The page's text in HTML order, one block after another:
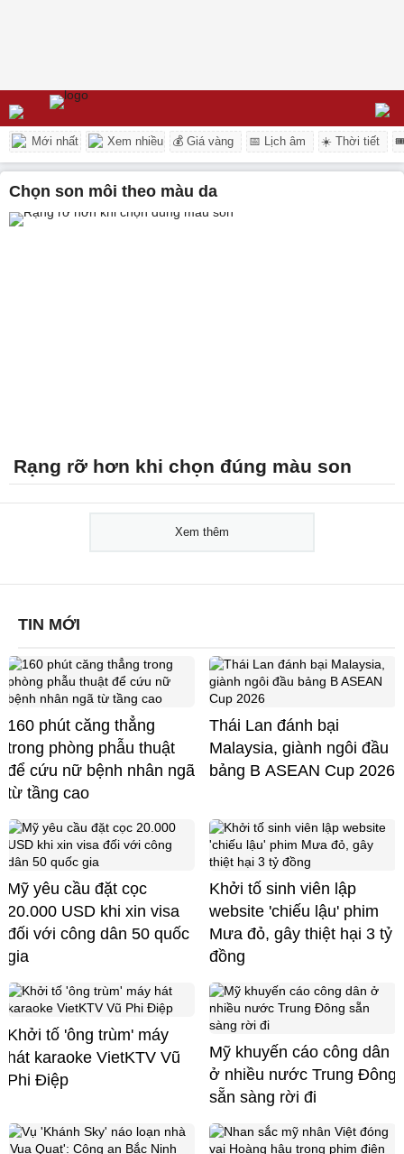
Mới nhất Xem nhiều 💰 Giá vàng 📅 Lịch âm ☀️ Thời tiết
chọn son môi theo màu da
Rạng rỡ hơn khi chọn đúng màu son
Xem thêm
TIN MỚI
160 phút căng thẳng
trong phòng phẫu thuật
để cứu nữ bệnh nhân ngã
từ tầng cao
Thái Lan đánh bại
Malaysia, giành ngôi đầu
bảng B ASEAN Cup 2026
Mỹ yêu cầu đặt cọc
20.000 USD khi xin visa
đối với công dân 50 quốc
gia
Khởi tố sinh viên lập
website 'chiếu lậu' phim
Mưa đỏ, gây thiệt hại 3 tỷ
đồng
Khởi tố 'ông trùm' máy
hát karaoke VietKTV Vũ
Phi Điệp
Mỹ khuyến cáo công dân
ở nhiều nước Trung Đông
sẵn sàng rời đi